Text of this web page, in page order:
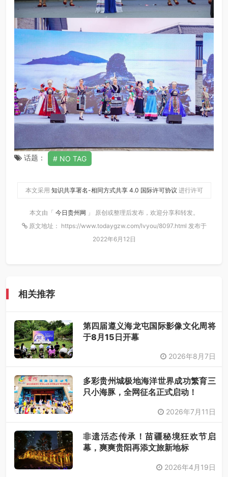
话题： NO TAG
本文采用 知识共享署名-相同方式共享 4.0 国际许可协议 进行许可
本文由「 今日贵州网 」 原创或整理后发布，欢迎分享和转发。
原文地址： https://www.todaygzw.com/lvyou/8097.html 发布于
2022年6月12日
相关推荐
第四届遵义海龙屯国际影像文化周将
于8月15日开幕
2026年8月7日
多彩贵州城极地海洋世界成功繁育三
只小海豚，全网征名正式启动！
2026年7月11日
非遗活态传承！苗疆秘境狂欢节启
幕，爽爽贵阳再添文旅新地标
2026年4月19日